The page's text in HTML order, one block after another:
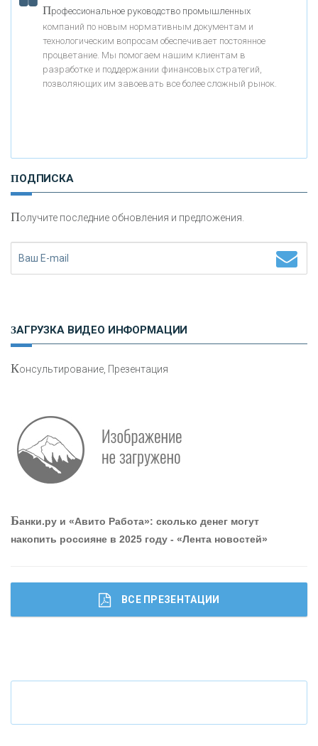
«БАНК ВОЗРОЖДЕНИЕ»
АО «КРЕДИТ ЕВРОПА БАНК»
«НАЦИОНАЛЬНЫЙ КЛИРИНГОВЫЙ ЦЕНТР»
«ФК ОТКРЫТИЕ»
«ПРОМРЕГИОНБАНК»
ОНАС
КОНТАКТЫ
Профессиональное руководство промышленных
компаний по новым нормативным документам и
технологическим вопросам обеспечивает постоянное
процветание. Мы помогаем нашим клиентам в
разработке и поддержании финансовых стратегий,
позволяющих им завоевать все более сложный рынок.
ПОДПИСКА
Получите последние обновления и предложения.
ЗАГРУЗКА ВИДЕО ИНФОРМАЦИИ
Консультирование, Презентация
Банки.ру и «Авито Работа»: сколько денег могут
накопить россияне в 2025 году - «Лента новостей»
ВСЕ ПРЕЗЕНТАЦИИ